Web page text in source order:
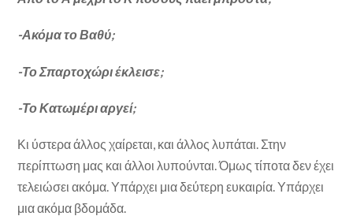
-Ακόμα το Βαθύ;
-Το Σπαρτοχώρι έκλεισε;
-Το Κατωμέρι αργεί;
Κι ύστερα άλλος χαίρεται, και άλλος λυπάται. Στην
περίπτωση μας και άλλοι λυπούνται. Όμως τίποτα δεν έχει
τελειώσει ακόμα. Υπάρχει μια δεύτερη ευκαιρία. Υπάρχει
μια ακόμα βδομάδα.